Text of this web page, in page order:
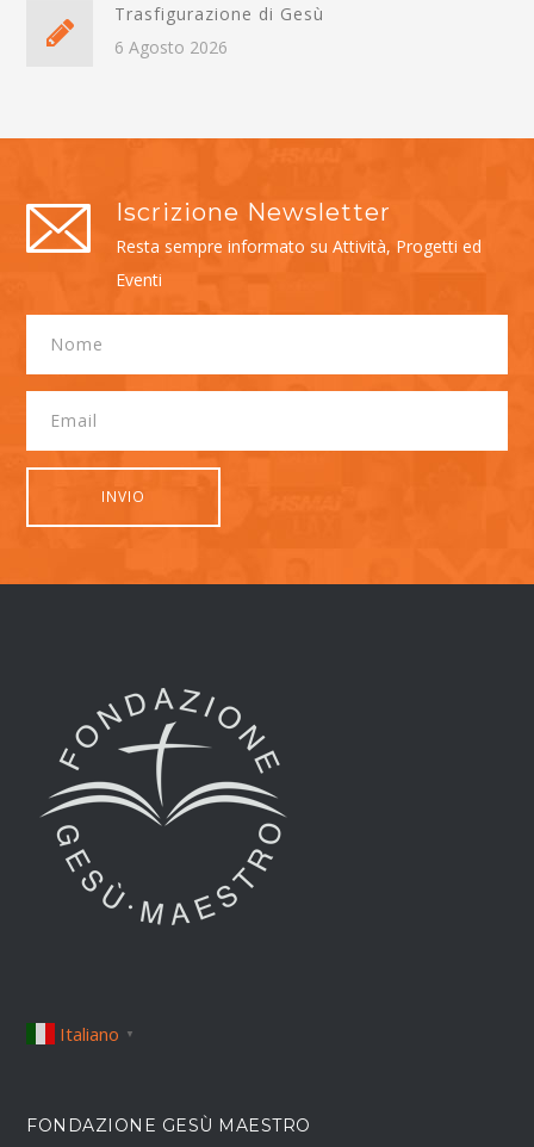
Trasfigurazione di Gesù
6 Agosto 2026
Iscrizione Newsletter
Resta sempre informato su Attività, Progetti ed
Eventi
Italiano ▼
FONDAZIONE GESÙ MAESTRO